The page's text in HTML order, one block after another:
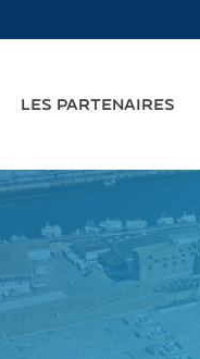
LES PARTENAIRES